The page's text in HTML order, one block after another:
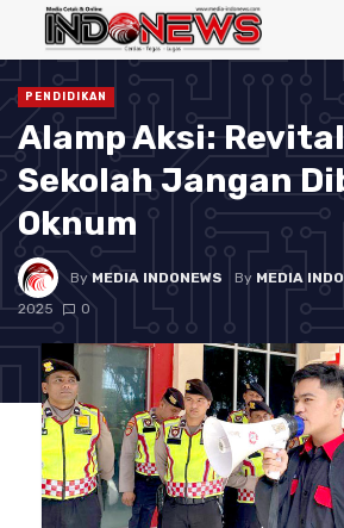
PENDIDIKAN
Alamp Aksi:
Sekolah Jangan
Oknum
ByMEDIA INDONEWS By MEDIA
2025
0